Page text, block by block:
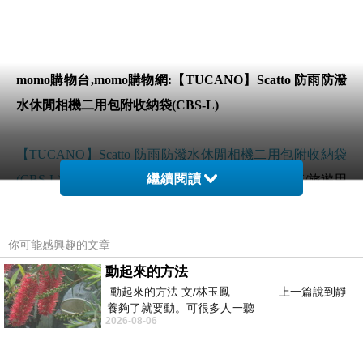
momo購物台,momo購物網:【TUCANO】Scatto 防雨防潑
水休閒相機二用包附收納袋(CBS-L)
【TUCANO】Scatto 防雨防潑水休閒相機二用包附收納袋
(CBS-L)
哪裡買最便宜.心得文.試用文.分享文行李箱/旅遊用
前幾天在逛街的時候看到【TUCANO】Scatto 防雨防潑水
休閒相機二用包附收納袋(CBS-L)
買【TUCANO】Scatto 防雨防潑水休閒相機二用包附收納
袋(CBS-L)
繼續閱讀
你可能感興趣的文章
動起來的方法
動起來的方法 文/林玉鳳 上一篇說到靜
養夠了就要動。可很多人一聽
2026-08-06